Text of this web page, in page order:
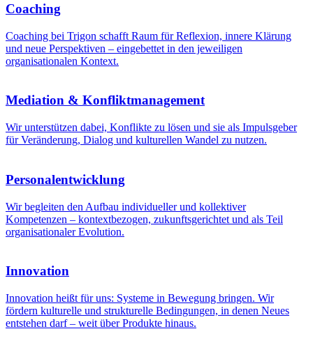
Coaching
Coaching bei Trigon schafft Raum für Reflexion, innere Klärung
und neue Perspektiven – eingebettet in den jeweiligen
organisationalen Kontext.
Mediation & Konfliktmanagement
Wir unterstützen dabei, Konflikte zu lösen und sie als Impulsgeber
für Veränderung, Dialog und kulturellen Wandel zu nutzen.
Personalentwicklung
Wir begleiten den Aufbau individueller und kollektiver
Kompetenzen – kontextbezogen, zukunftsgerichtet und als Teil
organisationaler Evolution.
Innovation
Innovation heißt für uns: Systeme in Bewegung bringen. Wir
fördern kulturelle und strukturelle Bedingungen, in denen Neues
entstehen darf – weit über Produkte hinaus.